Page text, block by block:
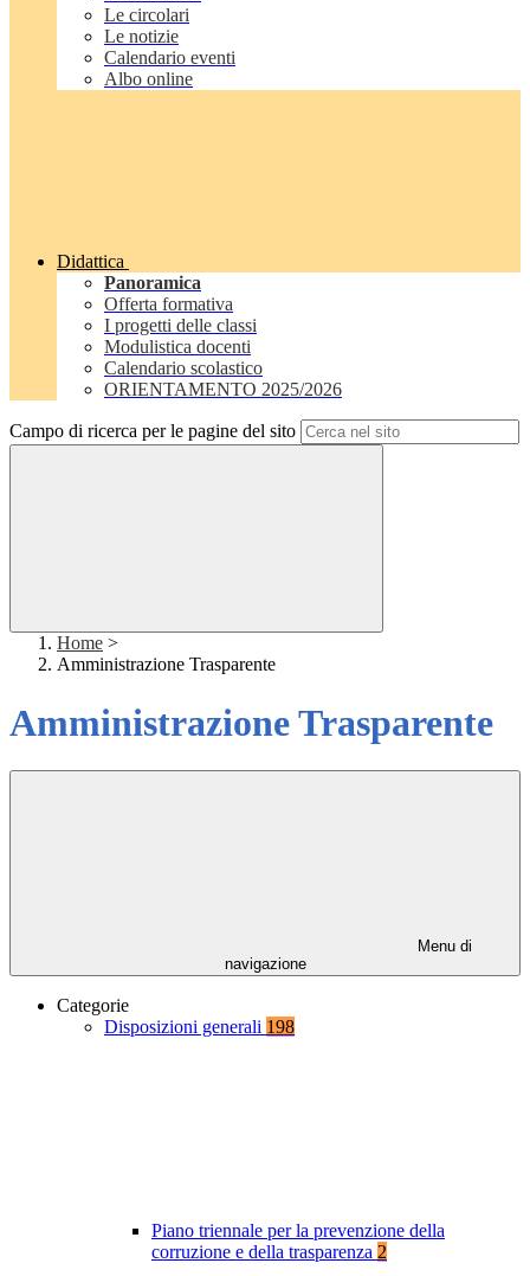
Le circolari
Le notizie
Calendario eventi
Albo online
Didattica
Panoramica
Offerta formativa
I progetti delle classi
Modulistica docenti
Calendario scolastico
ORIENTAMENTO 2025/2026
Campo di ricerca per le pagine del sito
Home >
Amministrazione Trasparente
Amministrazione Trasparente
Menu di
navigazione
Categorie
Disposizioni generali 198
Piano triennale per la prevenzione della
corruzione e della trasparenza 2